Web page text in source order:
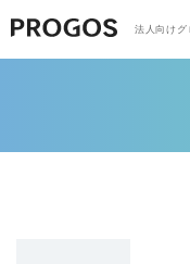
法人向けグ
トップページ 導入事例